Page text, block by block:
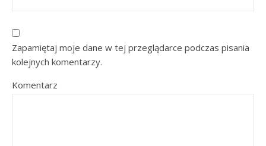
Zapamiętaj moje dane w tej przeglądarce podczas pisania
kolejnych komentarzy.
Komentarz